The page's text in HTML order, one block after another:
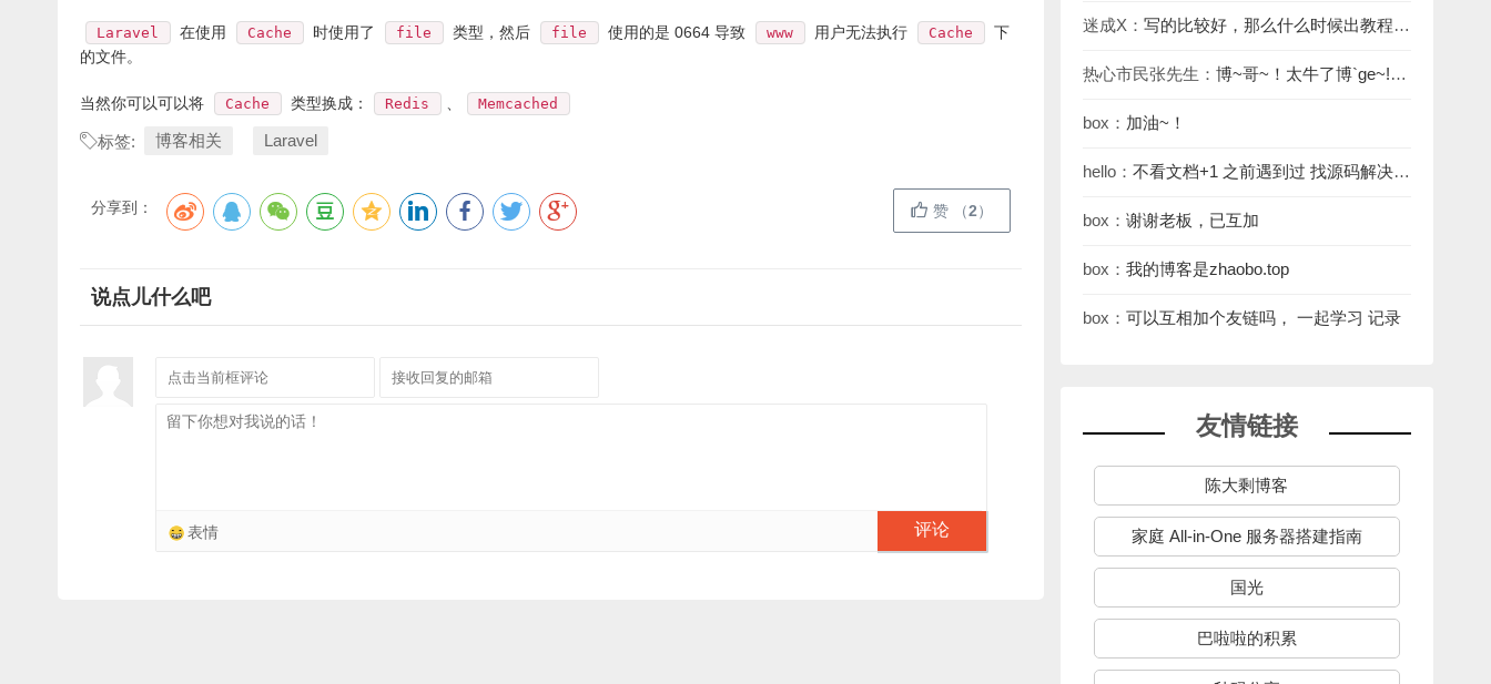
Laravel 在使用 Cache 时使用了 file 类型，然后 file 使用的是 0664 导致 www 用户无法执行 Cache
下
的文件。
当然你可以可以将 Cache 类型换成： Redis Memcached
标签: 博客相关 Laravel
分享到： 赞 （2）
说点儿什么吧
表情 评论
迷成X： 写的比较好，那么什么时候出教程
热心市民张先生： 博~哥~！太牛了博`ge~!
box： 加油~！
hello： 不看文档+1 之前遇到过 找源码解决的
box： 谢谢老板，已互加
box： 我的博客是zhaobo.top
box： 可以互相加个友链吗， 一起学习 记录
友情链接
陈大剩博客
家庭 All-in-One 服务器搭建指南
国光
巴啦啦的积累